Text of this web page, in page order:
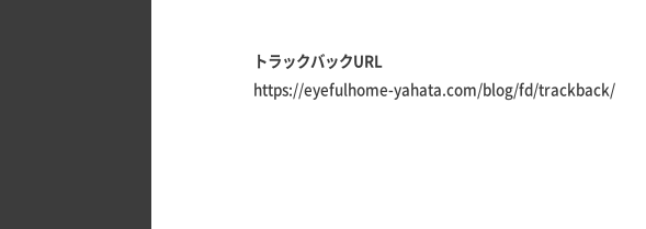
トラックバックURL
https://eyefulhome-yahata.com/blog/fd/trackback/